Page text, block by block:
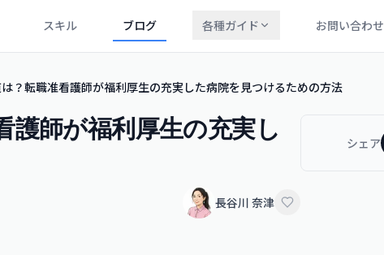
スキル ブログ 各種ガイド お問い合わせ
？転職准看護師が福利厚生の充実した病院を見つけるための方法
護師が福利厚生の充実し
長谷川 奈津
シェア